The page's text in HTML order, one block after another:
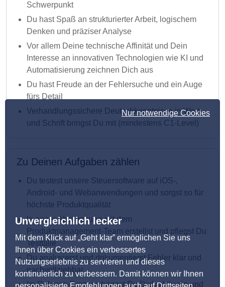
Nur notwendige Cookies
Unvergleichlich lecker
Mit dem Klick auf „Geht klar” ermöglichen Sie uns
Ihnen über Cookies ein verbessertes
Nutzungserlebnis zu servieren und dieses
kontinuierlich zu verbessern. Damit können wir Ihnen
Schwerpunkt
Du hast Spaß an strukturierter Arbeit, logischem
Denken und präziser Analyse
Vor allem Deine technische Affinität und Dein
Interesse an innovativen Technologien wie KI und
Automatisierung zeichnen Dich aus
Du hast Freude an der Fehlersuche und ein Auge
fürs Detail
Verhandlungssichere Deutschkenntnisse in Wort
und Schrift bringst Du mit (mindestens C1-Level)
Zu Deinen Aufgaben zählen
Du testest unsere Steuersoftware auf iOS-,
Android- und Webanwendungen und sorgst so für
höchste Produktqualität
In enger Abstimmung mit dem
Produktmanagement-Team erstellst und pflegst Du
Testfälle
Du analysierst und dokumentierst Fehler klar und
nachvollziehbar
Im Release-Prozess bringst Du Dich aktiv ein und